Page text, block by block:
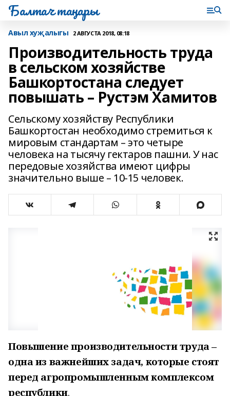
Балтач таңнары
Авыл хуҗалыгы 2 АВГУСТА 2018, 08:18
Производительность труда
в сельском хозяйстве
Башкортостана следует
повышать – Рустэм Хамитов
Сельскому хозяйству Республики
Башкортостан необходимо стремиться к
мировым стандартам – это четыре
человека на тысячу гектаров пашни. У нас
передовые хозяйства имеют цифры
значительно выше – 10-15 человек.
Повышение производительности труда –
одна из важнейших задач, которые стоят
перед агропромышленным комплексом
республики.